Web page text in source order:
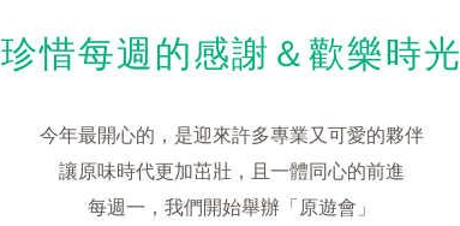
珍惜每週的感謝＆歡樂時光
今年最開心的，是迎來許多專業又可愛的夥伴
讓原味時代更加茁壯，且一體同心的前進
每週一，我們開始舉辦「原遊會」